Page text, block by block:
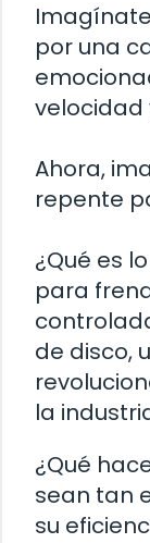
por una
velocidad
Ahora,
repente
¿Qué es
para
de disco,
la
¿Qué
sean tan
su